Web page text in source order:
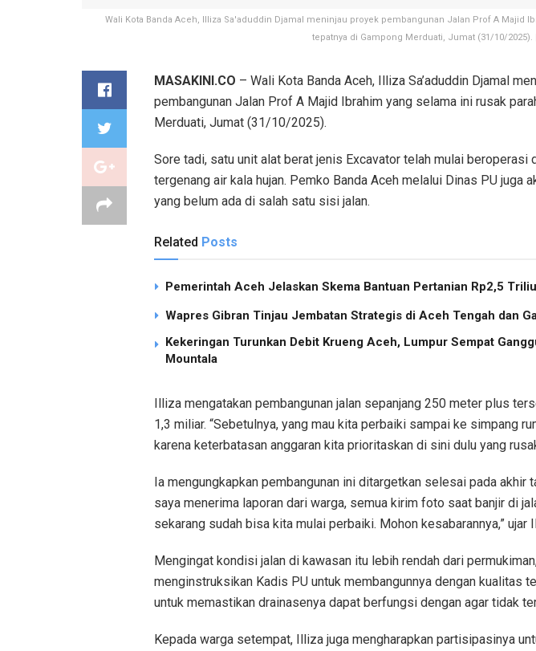
Wali Kota Banda Aceh, Illiza Sa'aduddin Djamal meninjau proyek pembangunan Jalan Prof A Majid
tepatnya di Gampong Merduati, Jumat (31/10/
MASAKINI.CO – Wali Kota Banda Aceh, Illiza Sa’aduddin Djamal
pembangunan Jalan Prof A Majid Ibrahim yang selama ini rusak
Merduati, Jumat (31/10/2025).
Sore tadi, satu unit alat berat jenis Excavator telah mulai beroperasi
tergenang air kala hujan. Pemko Banda Aceh melalui Dinas PU juga
yang belum ada di salah satu sisi jalan.
Related Posts
Pemerintah Aceh Jelaskan Skema Bantuan Pertanian Rp2,5
Wapres Gibran Tinjau Jembatan Strategis di Aceh Tengah dan
Kekeringan Turunkan Debit Krueng Aceh, Lumpur Sempat
Mountala
Illiza mengatakan pembangunan jalan sepanjang 250 meter plus
1,3 miliar. “Sebetulnya, yang mau kita perbaiki sampai ke simpang
karena keterbatasan anggaran kita prioritaskan di sini dulu yang
Ia mengungkapkan pembangunan ini ditargetkan selesai pada akhir
saya menerima laporan dari warga, semua kirim foto saat banjir di
sekarang sudah bisa kita mulai perbaiki. Mohon kesabarannya,” ujar
Mengingat kondisi jalan di kawasan itu lebih rendah dari
menginstruksikan Kadis PU untuk membangunnya dengan kualitas
untuk memastikan drainasenya dapat berfungsi dengan agar tidak
Kepada warga setempat, Illiza juga mengharapkan partisipasinya